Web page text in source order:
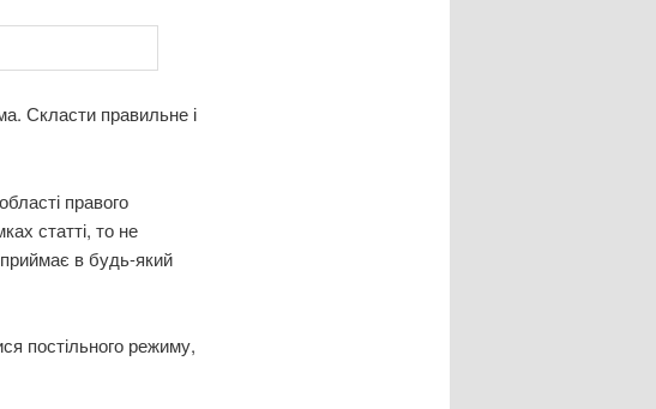
Скласти правильне і
правого
статті, то не
приймає в будь-який
постільного режиму,